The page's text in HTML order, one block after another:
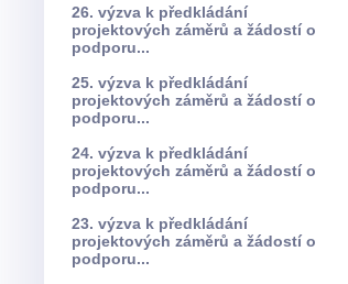
26. výzva k předkládání
projektových záměrů a žádostí o
podporu...
25. výzva k předkládání
projektových záměrů a žádostí o
podporu...
24. výzva k předkládání
projektových záměrů a žádostí o
podporu...
23. výzva k předkládání
projektových záměrů a žádostí o
podporu...